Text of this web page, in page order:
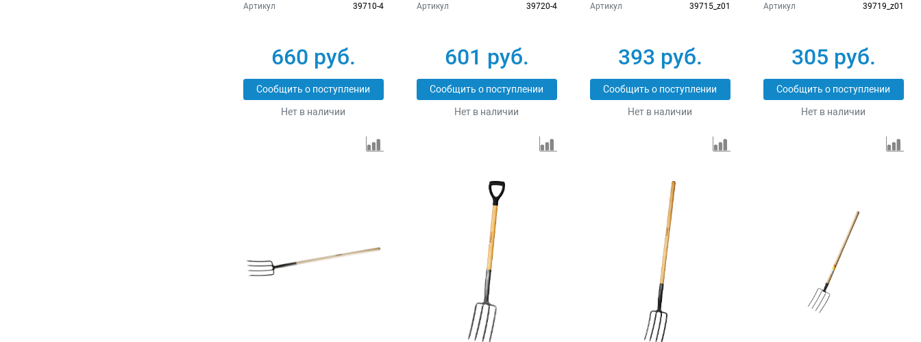
Артикул
39710-4
660 руб.
Сообщить о поступлении
Нет в наличии
Артикул
39720-4
601 руб.
Сообщить о поступлении
Нет в наличии
Артикул
39715_z01
393 руб.
Сообщить о поступлении
Нет в наличии
Артикул
39719_z01
305 руб.
Сообщить о поступлении
Нет в наличии